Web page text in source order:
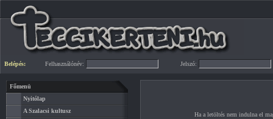
Belépés: Felhasználónév: Jelszó:
Főmenü
Nyitólap
A Szalacsi kultusz
Ha a letöltés nem indulna el